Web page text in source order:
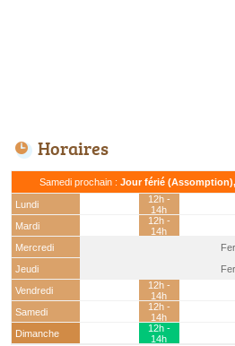
Horaires
Samedi prochain : Jour férié
Lundi
12h -
14h
Mardi
12h -
14h
Mercredi
Jeudi
Vendredi
12h -
14h
Samedi
12h -
14h
Dimanche
12h -
14h